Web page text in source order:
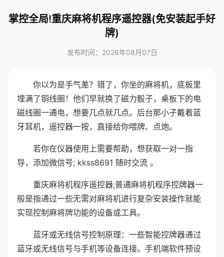
掌控全局!重庆麻将机程序遥控器(免安装起手好
牌)
发布时间：2026年08月07日
你以为是手气差？错了，你坐的麻将机，底板里
埋满了铜线圈！他们早就换了磁力骰子，桌板下的电
磁线圈一通电，想要几点就几点。后台那小子戴着蓝
牙耳机，遥控器一按，直接给你喂牌、点炮。
若你在仪器使用上需要帮助，想获取一对一指
导，添加微信号; kkss8691 随时交流 。
重庆麻将机程序遥控器;普通麻将机程序控牌器一
般是指通过一些无需对麻将机进行复杂安装操作就能
实现控制麻将牌功能的设备或工具。
蓝牙或无线信号控制原理：一些智能控牌器通过
蓝牙或无线信号与手机等设备连接。手机端软件预设